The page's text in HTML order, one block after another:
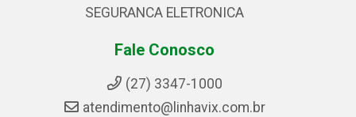
SEGURANCA ELETRONICA
Fale Conosco
(27) 3347-1000
atendimento@linhavix.com.br